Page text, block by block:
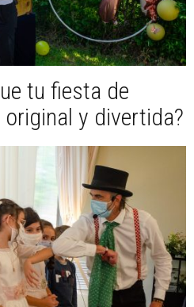
tu fiesta de
y divertida?